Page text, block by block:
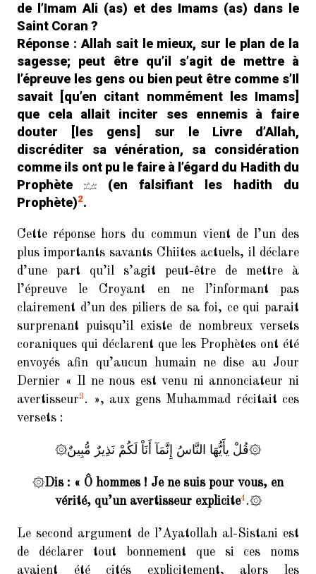
ib dansLe Coran : Un message
crypté !
muslim
La science du Hadith
chez les Chiites Imamites :
Introduction (1/15)
al-taqiya.orgdans
Parcourez la
terre et regardez…
de l’Imam Ali (as) et des Imams (as) dans le
Saint Coran ?
Réponse : Allah sait le mieux, sur le plan de la
sagesse; peut être qu’il s’agit de mettre à
l’épreuve les gens ou bien peut être comme s’Il
savait [qu’en citant nommément les Imams]
que cela allait inciter ses ennemis à faire
douter [les gens] sur le Livre d’Allah,
discréditer sa vénération, sa considération
comme ils ont pu le faire à l’égard du Hadith du
Prophète
(en falsifiant les hadith du
Prophète)2.
Cette réponse hors du commun vient de l’un des
plus importants savants Chiites actuels, il déclare
d’une part qu’il s’agit peut-être de mettre à
l’épreuve le Croyant en ne l’informant pas
clairement d’un des piliers de sa foi, ce qui parait
surprenant puisqu’il existe de nombreux versets
coraniques qui déclarent que les Prophètes ont été
envoyés afin qu’aucun humain ne dise au Jour
Dernier « Il ne nous est venu ni annonciateur ni
avertisseur3 . », aux gens Muhammad récitait ces
versets :
۞قُلْ يأَيُّهَا النَّاسُ إِنَّمَآ أَنَاْ لَكُمْ نَذِيرٌ مُّبِينٌ۞
۞Dis : « Ô hommes ! Je ne suis pour vous, en
vérité, qu’un avertisseur explicite4.۞
Le second argument de l’Ayatollah al-Sistani est
de déclarer tout bonnement que si ces noms
avaient été cités explicitement, alors les